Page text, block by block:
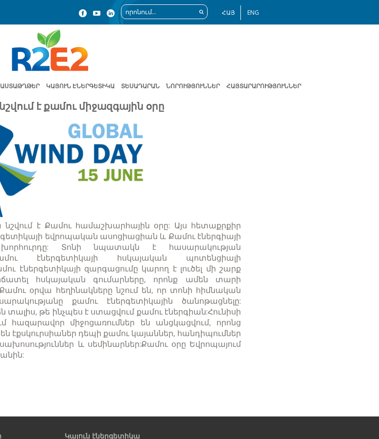
ՀԱՅ ENG
ԿԱՅՈՒՆ ԷՆԵՐԳԵՏԻԿԱ ՏԵՍԱԴԱՐԱՆ ՆՈՐՈՒԹՅՈՒՆՆԵՐ ՀԱՅՏԱՐԱՐՈՒԹՅՈՒՆՆԵՐ
է քամու միջազգային օրը
նշվում է Քամու համաշխարհային օրը: Այս հետաքրքիր
եվրոպական ասոցիացիան և Քամու էներգիայի
Տոնի նպատակն է հասարակության
էներգետիկայի հսկայական պոտենցիալի
էներգետիկայի զարգացումը կարող է լուծել մի շարք
հսկայական գումարները, որոնք ամեն տարի
օրվա հեղինակները նշում են, որ տոնի հիմնական
քամու էներգետիկային ծանոթացնելը:
տալիս, թե ինչպես է ստացվում քամու էներգիան:Հունիսի
հազարավոր միջոցառումներ են անցկացվում, որոնց
էքսկուրսիաներ դեպի քամու կայաններ, հանդիպումներ
և սեմինարներ:Քամու օրը Եվրոպայում
Հաջորդ
Կայուն էներգետիկա